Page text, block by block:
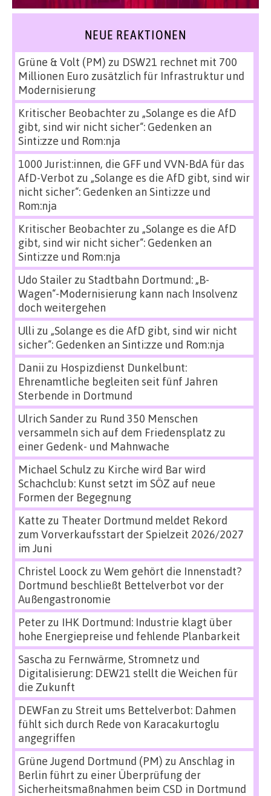
NEUE REAKTIONEN
Grüne & Volt (PM) zu DSW21 rechnet mit 700
Millionen Euro zusätzlich für Infrastruktur und
Modernisierung
Kritischer Beobachterzu „Solange es die AfD
gibt, sind wir nicht sicher“: Gedenken an
Sinti:zze und Rom:nja
1000 Jurist:innen, die GFF und VVN-BdA für das
AfD-Verbot zu „Solange es die AfD gibt, sind wir
nicht sicher“: Gedenken an Sinti:zze und
Rom:nja
Kritischer Beobachterzu „Solange es die AfD
gibt, sind wir nicht sicher“: Gedenken an
Sinti:zze und Rom:nja
Udo Stailerzu Stadtbahn Dortmund: „B-
Wagen“-Modernisierung kann nach Insolvenz
doch weitergehen
Ulli zu „Solange es die AfD gibt, sind wir nicht
sicher“: Gedenken an Sinti:zze und Rom:nja
Danii zu Hospizdienst Dunkelbunt:
Ehrenamtliche begleiten seit fünf Jahren
Sterbende in Dortmund
Ulrich Sanderzu Rund 350 Menschen
versammeln sich auf dem Friedensplatz zu
einer Gedenk- und Mahnwache
Michael Schulz zu Kirche wird Bar wird
Schachclub: Kunst setzt im SÖZ auf neue
Formen der Begegnung
Katte zu Theater Dortmund meldet Rekord
zum Vorverkaufsstart der Spielzeit 2026/2027
im Juni
Christel Loock zu Wem gehört die Innenstadt?
Dortmund beschließt Bettelverbot vor der
Außengastronomie
Peterzu IHK Dortmund: Industrie klagt über
hohe Energiepreise und fehlende Planbarkeit
Sascha zu Fernwärme, Stromnetz und
Digitalisierung: DEW21 stellt die Weichen für
die Zukunft
DEWFan zu Streit ums Bettelverbot: Dahmen
fühlt sich durch Rede von Karacakurtoglu
angegriffen
Grüne Jugend Dortmund (PM) zu Anschlag in
Berlin führt zu einer Überprüfung der
Sicherheitsmaßnahmen beim CSD in Dortmund